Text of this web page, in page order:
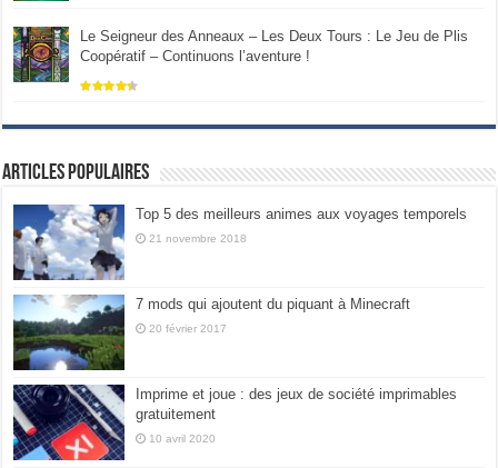
Le Seigneur des Anneaux – Les Deux Tours : Le Jeu de Plis
Coopératif – Continuons l’aventure !
Articles populaires
Top 5 des meilleurs animes aux voyages temporels
21 novembre 2018
7 mods qui ajoutent du piquant à Minecraft
20 février 2017
Imprime et joue : des jeux de société imprimables
gratuitement
10 avril 2020